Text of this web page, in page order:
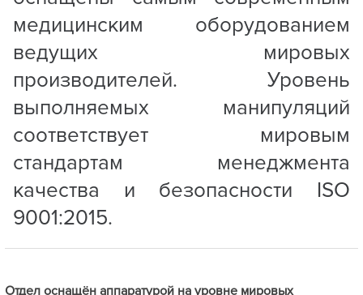
медицинским оборудованием
ведущих мировых
производителей. Уровень
выполняемых манипуляций
соответствует мировым
стандартам менеджмента
качества и безопасности ISO
9001:2015.
Отдел оснащён аппаратурой на уровне мировых